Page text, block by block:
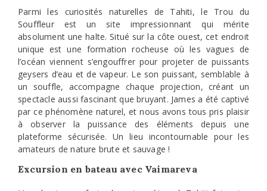
Parmi les curiosités naturelles de Tahiti, le Trou du
Souffleur est un site impressionnant qui mérite
absolument une halte. Situé sur la côte ouest, cet endroit
unique est une formation rocheuse où les vagues de
l’océan viennent s’engouffrer pour projeter de puissants
geysers d’eau et de vapeur. Le son puissant, semblable à
un souffle, accompagne chaque projection, créant un
spectacle aussi fascinant que bruyant. James a été captivé
par ce phénomène naturel, et nous avons tous pris plaisir
à observer la puissance des éléments depuis une
plateforme sécurisée. Un lieu incontournable pour les
amateurs de nature brute et sauvage !
Excursion en bateau avec Vaimareva